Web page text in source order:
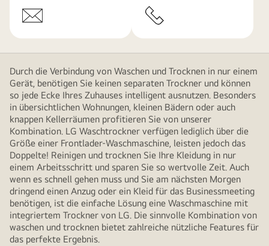
Durch die Verbindung von Waschen und Trocknen in nur einem
Gerät, benötigen Sie keinen separaten Trockner und können
so jede Ecke Ihres Zuhauses intelligent ausnutzen. Besonders
in übersichtlichen Wohnungen, kleinen Bädern oder auch
knappen Kellerräumen profitieren Sie von unserer
Kombination. LG Waschtrockner verfügen lediglich über die
Größe einer Frontlader-Waschmaschine, leisten jedoch das
Doppelte! Reinigen und trocknen Sie Ihre Kleidung in nur
einem Arbeitsschritt und sparen Sie so wertvolle Zeit. Auch
wenn es schnell gehen muss und Sie am nächsten Morgen
dringend einen Anzug oder ein Kleid für das Businessmeeting
benötigen, ist die einfache Lösung eine Waschmaschine mit
integriertem Trockner von LG. Die sinnvolle Kombination von
waschen und trocknen bietet zahlreiche nützliche Features für
das perfekte Ergebnis.